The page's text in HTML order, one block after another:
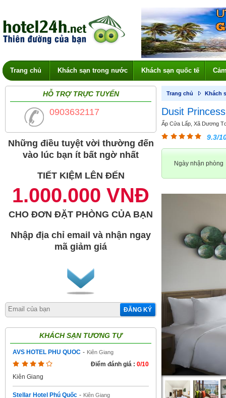
Trang chủ Khách sạn trong nước Khách sạn quốc tế
HỖ TRỢ TRỰC TUYẾN
0903632117
Những điều tuyệt vời thường đến
vào lúc bạn ít bất ngờ nhất
TIẾT KIỆM LÊN ĐẾN
1.000.000 VNĐ
CHO ĐƠN ĐẶT PHÒNG CỦA BẠN
Nhập địa chỉ email và nhận ngay
mã giảm giá
ĐĂNG KÝ
KHÁCH SẠN TƯƠNG TỰ
AVS HOTEL PHU QUOC - Kiên Giang
Điểm đánh giá : 0/10
Kiên Giang
Stellar Hotel Phú Quốc - Kiên Giang
Trang chủ Khách
Dusit
Ấp Cửa Lấp, Xã Dương
9.3/
Ngày nhận phòng